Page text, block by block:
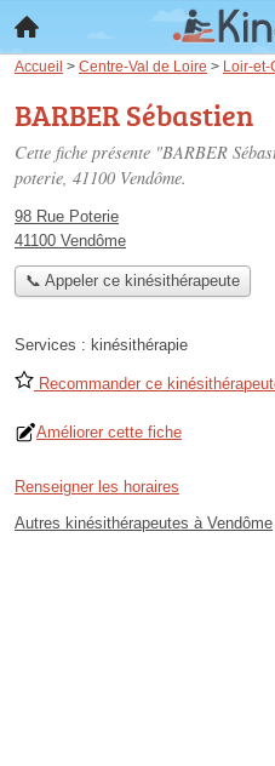
Accueil > Centre-Val de Loire > Loir-et-
BARBER Sébastien
Cette fiche présente "BARBER
poterie, 41100 Vendôme.
98 Rue Poterie
41100 Vendôme
📞 Appeler ce kinésithérapeute
Services : kinésithérapie
Recommander ce
Améliorer cette fiche
Renseigner les horaires
Autres kinésithérapeutes à Vendôme